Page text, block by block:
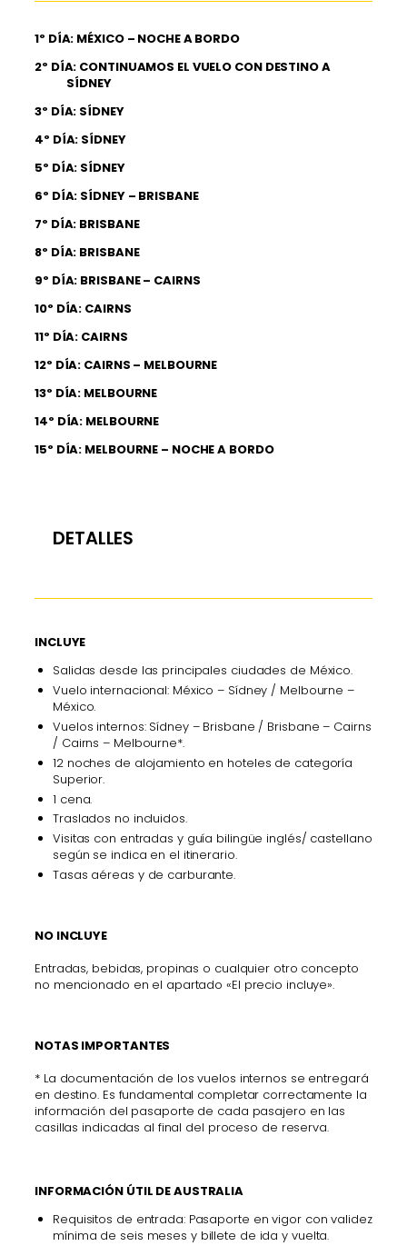
1º DÍA: MÉXICO – NOCHE A BORDO
2º DÍA: CONTINUAMOS EL VUELO CON DESTINO A
SÍDNEY
3º DÍA: SÍDNEY
4º DÍA: SÍDNEY
5º DÍA: SÍDNEY
6º DÍA: SÍDNEY – BRISBANE
7º DÍA: BRISBANE
8º DÍA: BRISBANE
9º DÍA: BRISBANE – CAIRNS
10º DÍA: CAIRNS
11º DÍA: CAIRNS
12º DÍA: CAIRNS – MELBOURNE
13º DÍA: MELBOURNE
14º DÍA: MELBOURNE
15º DÍA: MELBOURNE – NOCHE A BORDO
DETALLES
INCLUYE
Salidas desde las principales ciudades de México.
Vuelo internacional: México – Sídney / Melbourne –
México.
Vuelos internos: Sídney – Brisbane / Brisbane – Cairns
/ Cairns – Melbourne*.
12 noches de alojamiento en hoteles de categoría
Superior.
1 cena.
Traslados no incluidos.
Visitas con entradas y guía bilingüe inglés/ castellano
según se indica en el itinerario.
Tasas aéreas y de carburante.
NO INCLUYE
Entradas, bebidas, propinas o cualquier otro concepto
no mencionado en el apartado «El precio incluye».
NOTAS IMPORTANTES
* La documentación de los vuelos internos se entregará
en destino. Es fundamental completar correctamente la
información del pasaporte de cada pasajero en las
casillas indicadas al final del proceso de reserva.
INFORMACIÓN ÚTIL DE AUSTRALIA
Requisitos de entrada: Pasaporte en vigor con validez
mínima de seis meses y billete de ida y vuelta.